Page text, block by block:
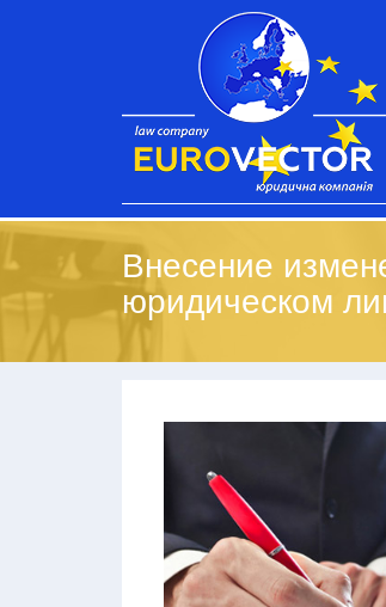
Внесение
юридическом